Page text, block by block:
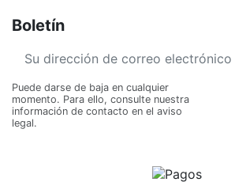
Boletín
Puede darse de baja en cualquier
momento. Para ello, consulte nuestra
información de contacto en el aviso
legal.